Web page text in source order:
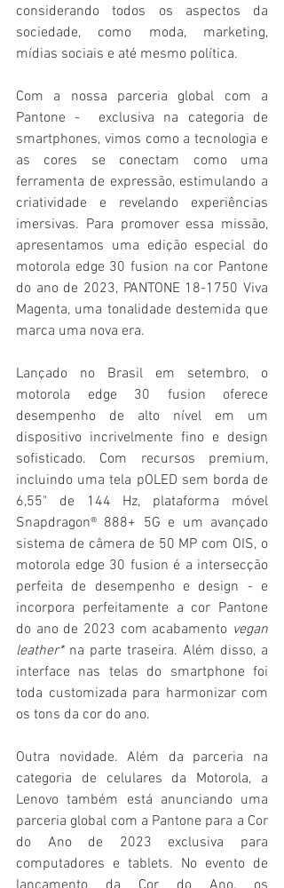
considerando todos os aspectos da
sociedade, como moda, marketing,
mídias sociais e até mesmo política.
Com a nossa parceria global com a
Pantone -  exclusiva na categoria de
smartphones, vimos como a tecnologia e
as cores se conectam como uma
ferramenta de expressão, estimulando a
criatividade e revelando experiências
imersivas. Para promover essa missão,
apresentamos uma edição especial do
motorola edge 30 fusion na cor Pantone
do ano de 2023, PANTONE 18-1750 Viva
Magenta, uma tonalidade destemida que
marca uma nova era.
Lançado no Brasil em setembro, o
motorola edge 30 fusion oferece
desempenho de alto nível em um
dispositivo incrivelmente fino e design
sofisticado. Com recursos premium,
incluindo uma tela pOLED sem borda de
6,55" de 144 Hz, plataforma móvel
Snapdragon® 888+ 5G e um avançado
sistema de câmera de 50 MP com OIS, o
motorola edge 30 fusion é a intersecção
perfeita de desempenho e design - e
incorpora perfeitamente a cor Pantone
do ano de 2023 com acabamento vegan
leather* na parte traseira. Além disso, a
interface nas telas do smartphone foi
toda customizada para harmonizar com
os tons da cor do ano.
Outra novidade. Além da parceria na
categoria de celulares da Motorola, a
Lenovo também está anunciando uma
parceria global com a Pantone para a Cor
do Ano de 2023 exclusiva para
computadores e tablets. No evento de